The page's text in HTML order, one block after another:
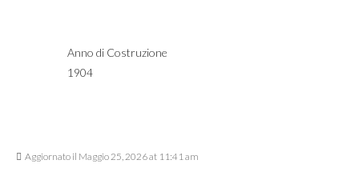
Anno di Costruzione
1904
Aggiornato il Maggio 25, 2026 at 11:41 am